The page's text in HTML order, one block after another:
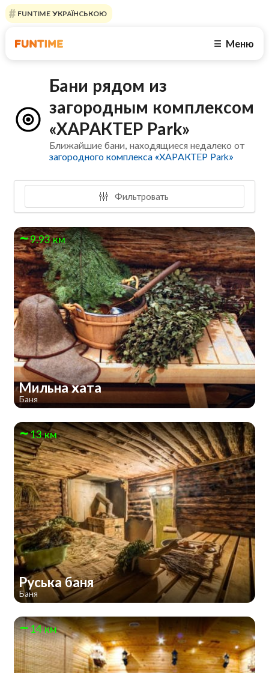
FUNTIME УКРАЇНСЬКОЮ
☰ Меню
Бани рядом из
загородным комплексом
«ХАРАКТЕР Park»
Ближайшие бани, находящиеся недалеко от
загородного комплекса «ХАРАКТЕР Park»
Фильтровать
9.93 км
Мильна хата
Баня
13 км
Руська баня
Баня
14 км